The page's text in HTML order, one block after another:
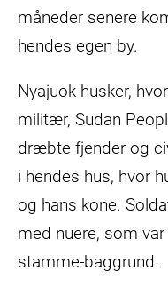
måneder senere
hendes egen by.
Nyajuok husker,
militær, Sudan
dræbte fjender og
i hendes hus, hvor
og hans kone.
med nuere, som
stamme-baggrund.